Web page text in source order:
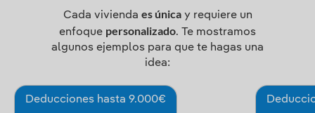
Cada vivienda es únicay requiere un
enfoque personalizado. Te mostramos
algunos ejemplos para que te hagas una
idea:
Deducciones hasta 9.000€